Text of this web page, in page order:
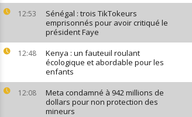
12:53
Sénégal : trois TikTokeurs
emprisonnés pour avoir critiqué le
président Faye
12:48
Kenya : un fauteuil roulant
écologique et abordable pour les
enfants
12:08
Meta condamné à 942 millions de
dollars pour non protection des
mineurs